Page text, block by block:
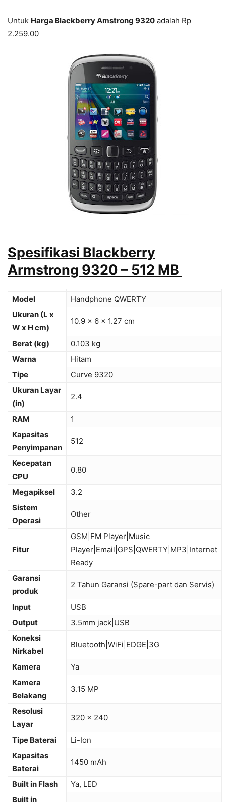
Untuk Harga Blackberry Amstrong 9320 adalah Rp
2.259.00
Spesifikasi Blackberry
Armstrong 9320 – 512 MB
Model
Handphone QWERTY
Ukuran (L x
W x H cm)
10.9 x 6 x 1.27 cm
Berat (kg)
0.103 kg
Warna
Hitam
Tipe
Curve 9320
Ukuran Layar
(in)
2.4
RAM
1
Kapasitas
Penyimpanan
512
Kecepatan
CPU
0.80
Megapiksel
3.2
Sistem
Operasi
Other
Fitur
GSM|FM Player|Music
Player|Email|GPS|QWERTY|MP3|Internet
Ready
Garansi
produk
2 Tahun Garansi (Spare-part dan Servis)
Input
USB
Output
3.5mm jack|USB
Koneksi
Nirkabel
Bluetooth|WiFi|EDGE|3G
Kamera
Ya
Kamera
Belakang
3.15 MP
Resolusi
Layar
320 x 240
Tipe Baterai
Li-Ion
Kapasitas
Baterai
1450 mAh
Built in Flash
Ya, LED
Built in